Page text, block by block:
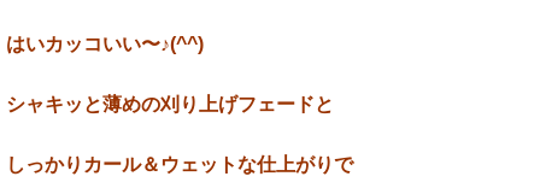
はいカッコいい〜♪(^^)
シャキッと薄めの刈り上げフェードと
しっかりカール＆ウェットな仕上がりで